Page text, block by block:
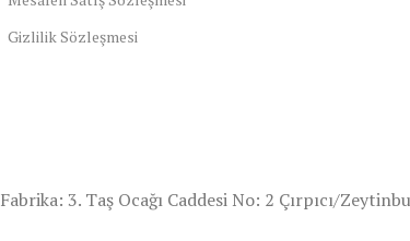
Gizlilik Sözleşmesi
Fabrika: 3. Taş Ocağı Caddesi No: 2 Çırpıcı/